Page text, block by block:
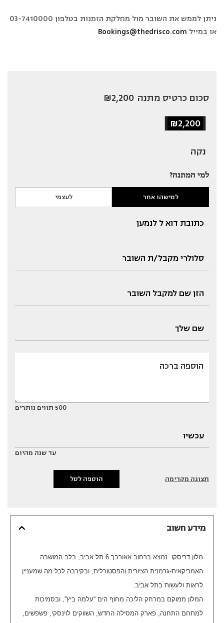
ניתן לממש את השובר מול מחלקת הזמנות בטלפון 03-7410000
או במיילBookings@thedrisco.com
סכום כרטיס מתנה ₪2,200
₪2,200
נקה
למי המתנה?
למישהו אחר לעצמי
500תווים נותרים
עד שנה מהיום
תצוגה מקדימה הוספה לסל
מידע חשוב
מלון דריסקו נמצא ברחוב אאורבך 6 תל אביב, בלב המושבה
האמריקאית-גרמנית הציורית והפסטורלית, ובקירבה לכל מה שמעניין
לראות ולעשות בתל אביב.
המלון ממוקם במרחק הליכה מחוף הים “עלמה ביץ”, ובסמיכות
למתחם התחנה, פארק המסילה החדש, השווקים לוינסקי, פשפשים,